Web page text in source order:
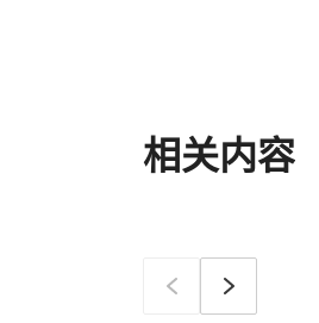
相关内容
이전 确定